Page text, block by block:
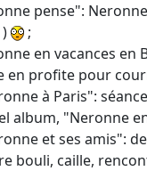
pense":
)
;
en vacances
en profite pour
à Paris":
album, "Neronne
et ses amis":
bouli, caille,